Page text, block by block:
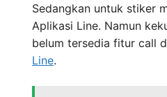
Sedangkan untuk stiker
Aplikasi Line. Namun
belum tersedia fitur call
Line.